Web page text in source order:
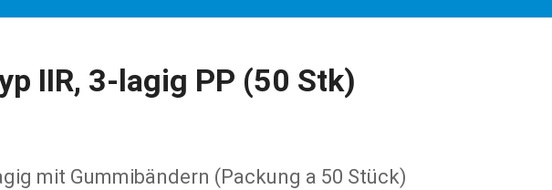
IIR, 3-lagig PP (50 Stk)
mit Gummibändern (Packung a 50 Stück)